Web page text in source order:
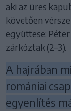
aki az üres
követően
együttese:
zárkóztak (2–3).
A hajrában
romániai
egyenlítés